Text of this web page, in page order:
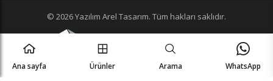
Ana sayfa Ürünler Arama WhatsApp
© 2026Yazılım Arel Tasarım. Tüm hakları saklıdır.